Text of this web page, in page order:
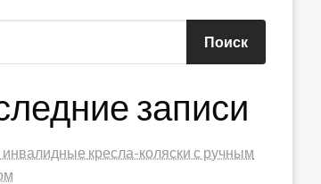
Поиск
записи
инвалидные кресла-коляски с ручным